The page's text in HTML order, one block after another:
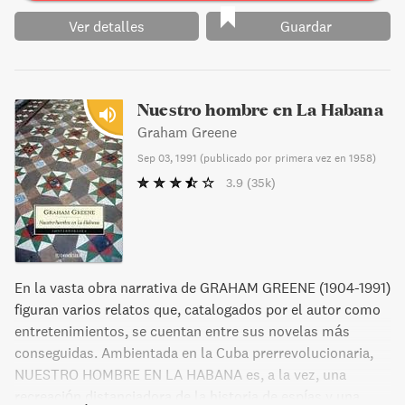
Ver detalles Guardar
Nuestro hombre en La Habana
Graham Greene
Sep 03, 1991 (publicado por primera vez en 1958)
3.9 (35k)
En la vasta obra narrativa de GRAHAM GREENE (1904-1991)
figuran varios relatos que, catalogados por el autor como
entretenimientos, se cuentan entre sus novelas más
conseguidas. Ambientada en la Cuba prerrevolucionaria,
NUESTRO HOMBRE EN LA HABANA es, a la vez, una